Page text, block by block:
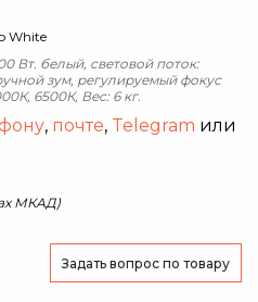
White
Вт. белый, световой поток:
зум, регулируемый фокус
6500К, Вес: 6 кг.
, почте, Telegram или
МКАД)
Задать вопрос по товару